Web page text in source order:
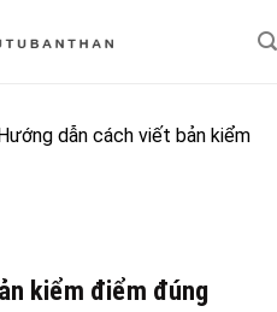
dẫn cách viết bản kiểm
kiểm điểm đúng